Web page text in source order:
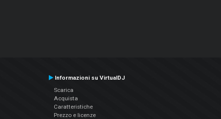
Informazioni su VirtualDJ
Scarica
Acquista
Caratteristiche
Prezzo e licenze